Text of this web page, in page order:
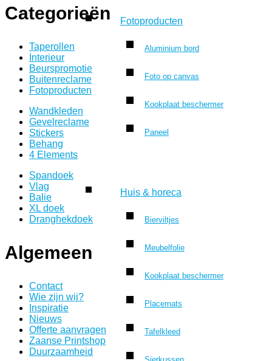
Fotoproducten
Aluminium bord
Foto op canvas
Kookplaat beschermer
Paneel
Huis & horeca
Bierviltjes
Meubelfolie
Kookplaat beschermer
Placemats
Tafelkleed
Categorieën
Taperollen
Interieur
Beurspromotie
Buitenreclame
Fotoproducten
Wandkleden
Gevelreclame
Stickers
Behang
4 Elements
Spandoek
Vlag
Balie
XL doek
Dranghekdoek
Algemeen
Contact
Wie zijn wij?
Inspiratie
Nieuws
Offerte aanvragen
Zaanse Printshop
Duurzaamheid